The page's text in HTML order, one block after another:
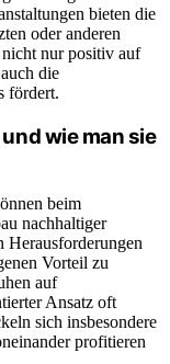
bieten die
oder anderen
nicht nur positiv auf
die
fördert.
wie man sie
beim
nachhaltiger
Herausforderungen
Vorteil zu
auf
Ansatz oft
sich insbesondere
profitieren